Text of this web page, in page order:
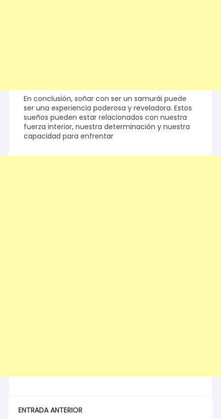
En conclusión, soñar con ser un samurái puede
ser una experiencia poderosa y reveladora. Estos
sueños pueden estar relacionados con nuestra
fuerza interior, nuestra determinación y nuestra
capacidad para enfrentar
ENTRADA ANTERIOR